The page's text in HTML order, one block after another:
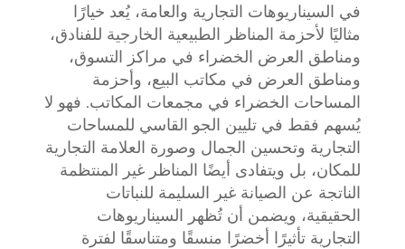
في السيناريوهات التجارية والعامة، يُعد خيارًا
مثاليًا لأحزمة المناظر الطبيعية الخارجية للفنادق،
ومناطق العرض الخضراء في مراكز التسوق،
ومناطق العرض في مكاتب البيع، وأحزمة
المساحات الخضراء في مجمعات المكاتب. فهو لا
يُسهم فقط في تليين الجو القاسي للمساحات
التجارية وتحسين الجمال وصورة العلامة التجارية
للمكان، بل ويتفادى أيضًا المناظر غير المنتظمة
الناتجة عن الصيانة غير السليمة للنباتات
الحقيقية، ويضمن أن تُظهر السيناريوهات
التجارية تأثيرًا أخضرًا منسقًا ومتناسقًا لفترة